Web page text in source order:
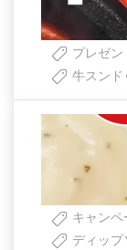
プレゼ
牛スンド
キャンペ
ディップ